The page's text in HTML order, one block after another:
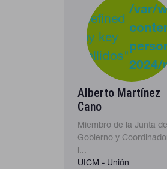
Undefined
array key
"apellidos"
/var/
2024/
Alberto Martínez
Cano
Miembro de la Junta de
Gobierno y
l...
UICM - Unión